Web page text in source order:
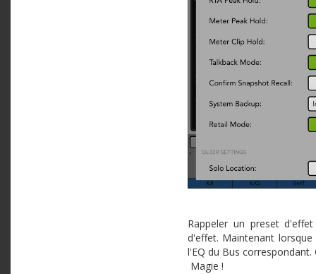
Rappeler un preset
d'effet. Maintenant
l'EQ du Bus
Magie !